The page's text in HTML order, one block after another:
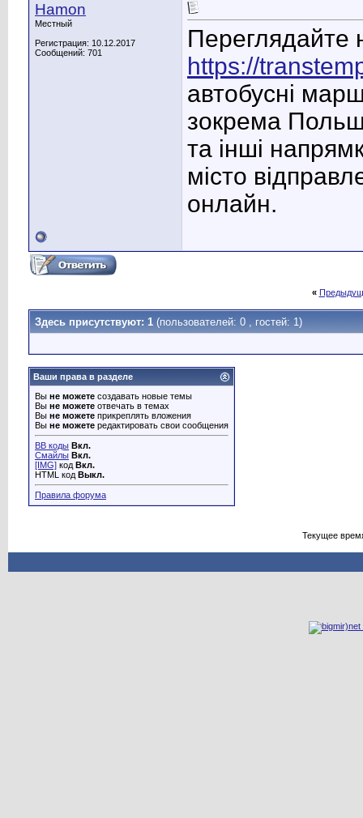
Hamon
Местный
Регистрация: 10.12.2017
Сообщений: 701
Переглядайте
https://
автобусні
зокрема
та інші
місто
онлайн.
«
Здесь присутствуют: 1 (пользователей: 0 , гостей: 1)
Ваши права в разделе
Вы не можете создавать новые темы
Вы не можете отвечать в темах
Вы не можете прикреплять вложения
Вы не можете редактировать свои сообщения
BB коды Вкл.
Смайлы Вкл.
[IMG] код Вкл.
HTML код Выкл.
Правила форума
Текущее